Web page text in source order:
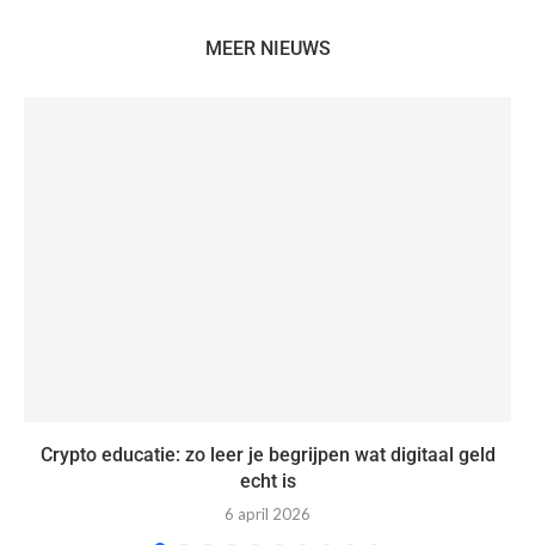
MEER NIEUWS
Crypto educatie: zo leer je begrijpen wat digitaal geld
echt is
6 april 2026